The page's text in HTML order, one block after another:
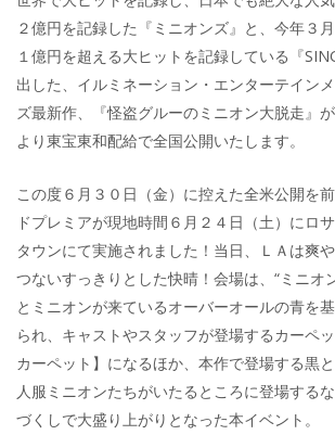
２億円を記録した『ミニオンズ』と、今年３
１億円を超える大ヒットを記録している『
出した、イルミネーション・エンターテイン
ズ最新作、『怪盗グルーのミニオン大脱走』が
より東宝東和配給で全国公開いたします。
この度６月３０日（金）に控えた全米公開を
ドプレミアが現地時間６月２４日（土）にロ
タウンにて実施されました！当日、ＬＡは爽
つないすっきりとした快晴！会場は、“ミニオ
とミニオンが来ているオーバーオールの青を
られ、キャストやスタッフが登場するカーペ
カーペット】になるほか、本作で登場する黒
人服ミニオンたちがいたるところに登場する
づくしで大盛り上がりとなった本イベント。